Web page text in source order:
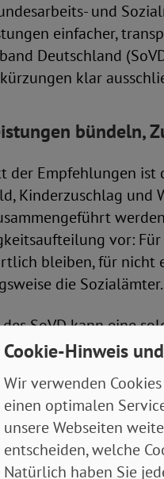
und
einfacher,
Deutschland
klar
bündeln,
der Empfehlungen
Kinderzuschlag
vor:
bleiben, für nicht
die Sozialämter.
SoVD kann eine
des Verbands
nicht kennen und
für
Cookie-Hinweis
Wir verwenden
einen optimalen
unsere Webseiten
entscheiden, welche
Natürlich haben Sie